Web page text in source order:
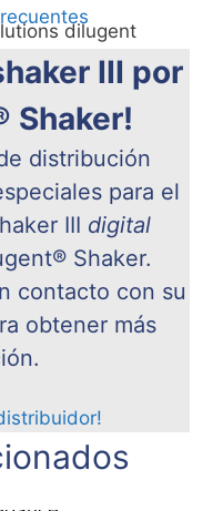
III por
Shaker!
distribución
para el
III digital
Shaker.
contacto con su
obtener más